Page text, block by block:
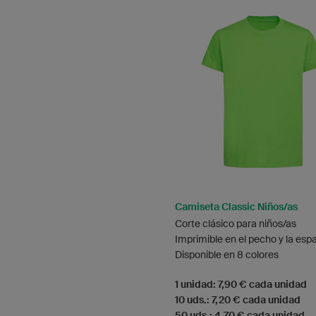
Camiseta Classic Niños/as
Corte clásico para niños/as
Imprimible en el pecho y la
Disponible en 8 colores
1 unidad: 7,90 € cada unidad
10 uds.: 7,20 € cada unidad